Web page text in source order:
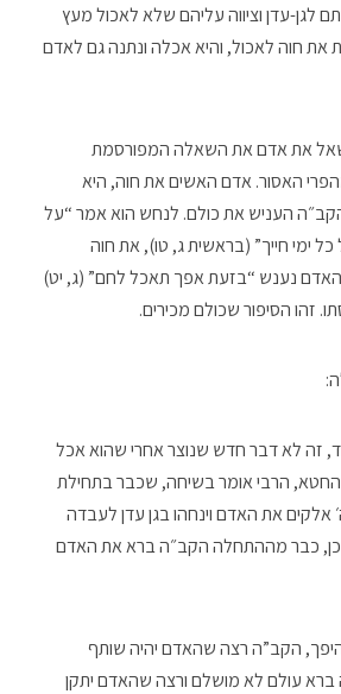
לגן-עדן וציווה עליהם שלא לאכול מעץ
חוה לאכול, והיא אכלה ונתנה גם לאדם
את אדם את השאלה המפורסמת
האסור. אדם האשים את חוה, היא
העניש את כולם. לנחש הוא אמר “על
ימי חייך” (בראשית ג, טו), את חוה
נענש “בזעת אפך תאכל לחם” (ג, יט)
זהו הסיפור שכולם מכירים.
זה לא דבר חדש שנוצר אחרי שהוא אכל
הרבי אומר בשיחה, שכבר בתחילת
אלקים את האדם וינחהו בגן עדן לעבדה
כן, כבר מההתחלה הקב״ה ברא את האדם
הקב”ה רצה שהאדם יהיה שותף
ברא עולם לא מושלם ורצה שהאדם יתקן